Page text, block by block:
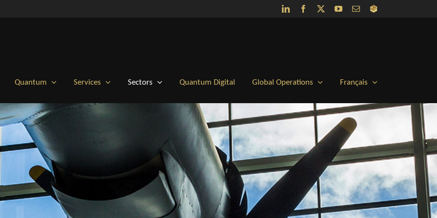
LinkedInFacebook YouTubeEmail
QGS
Quantum Services Sectors Quantum Digital Global Operations Français